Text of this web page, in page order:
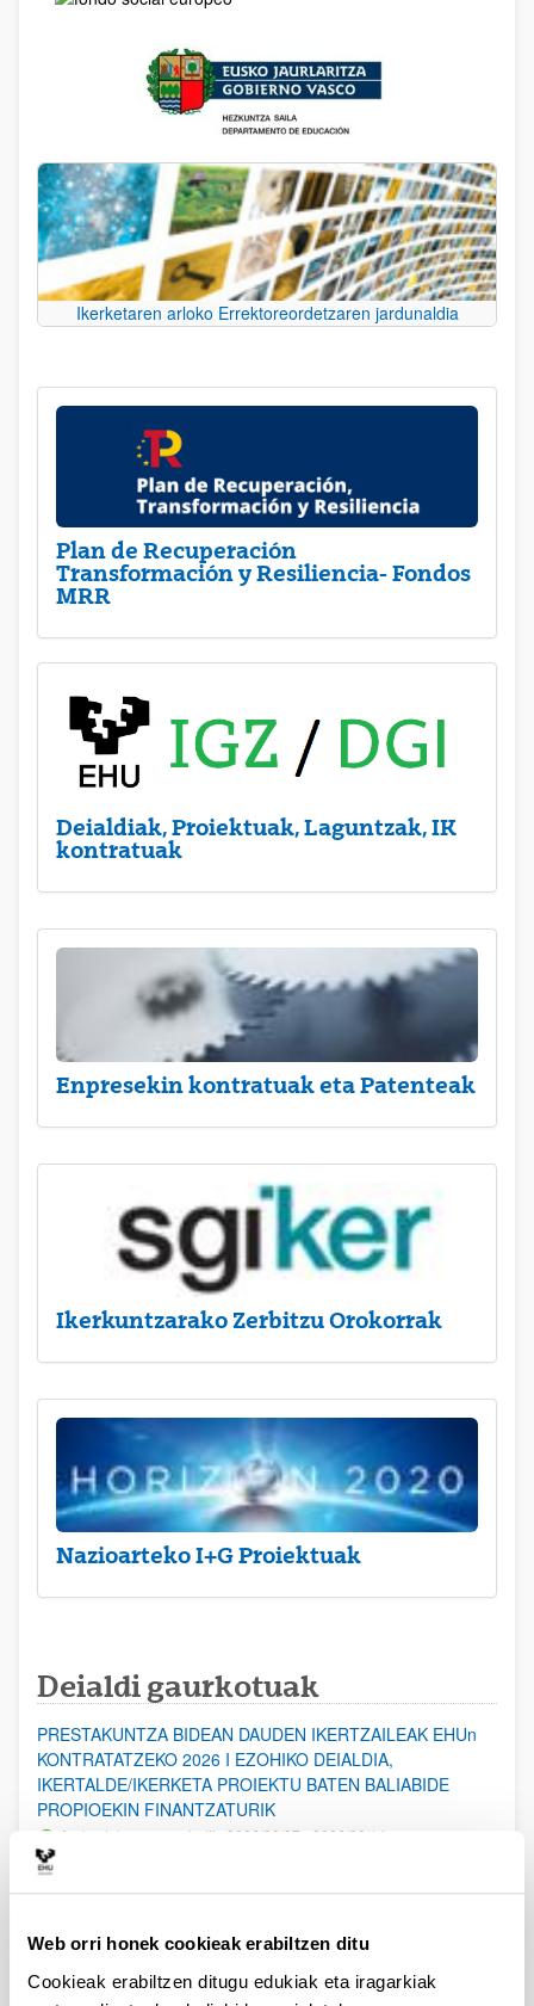
Web orri honek cookieak erabiltzen ditu
Cookieak erabiltzen ditugu edukiak eta iragarkiak
Ikerketaren arloko Errektoreordetzaren jardunaldia
Plan de Recuperación
Transformación y Resiliencia- Fondos
MRR
Deialdiak, Proiektuak, Laguntzak, IK
kontratuak
Enpresekin kontratuak eta Patenteak
Ikerkuntzarako Zerbitzu Orokorrak
Nazioarteko I+G Proiektuak
Deialdi gaurkotuak
PRESTAKUNTZA BIDEAN DAUDEN IKERTZAILEAK EHUn
KONTRATATZEKO 2026 I EZOHIKO DEIALDIA,
IKERTALDE/IKERKETA PROIEKTU BATEN BALIABIDE
PROPIOEKIN FINANTZATURIK
Aurkezteko epea zabalik: 2026/08/07 - 2026/08/14
erosi eta berritzeko laguntzak 2026
Izapide irekia